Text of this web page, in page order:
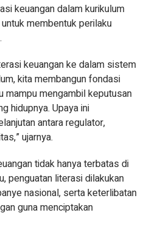
keuangan dalam kurikulum
membentuk perilaku
keuangan ke dalam sistem
kita membangun fondasi
mampu mengambil keputusan
hidupnya. Upaya ini
antara regulator,
ujarnya.
tidak hanya terbatas di
penguatan literasi dilakukan
nasional, serta keterlibatan
guna menciptakan